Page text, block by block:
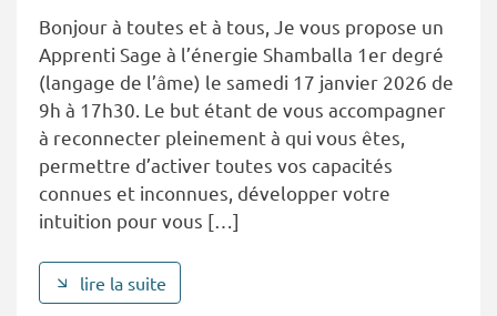
Bonjour à toutes et à tous, Je vous propose un
Apprenti Sage à l’énergie Shamballa 1er degré
(langage de l’âme) le samedi 17 janvier 2026 de
9h à 17h30. Le but étant de vous accompagner
à reconnecter pleinement à qui vous êtes,
permettre d’activer toutes vos capacités
connues et inconnues, développer votre
intuition pour vous […]
lire la suite